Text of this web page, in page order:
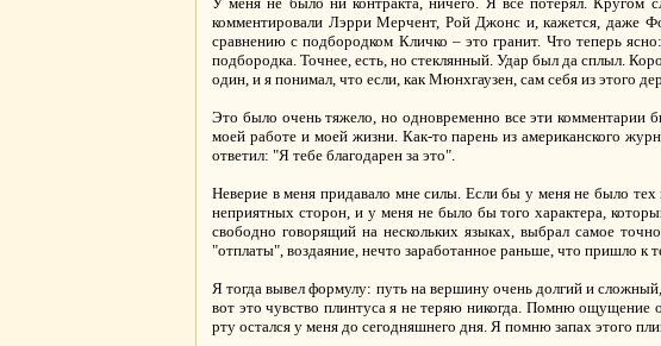
комментировали Лэрри Мерчент, Рой Джонс и, кажется, даже
сравнению с подбородком Кличко – это гранит. Что теперь
подбородка. Точнее, есть, но стеклянный. Удар был да сплыл.
один, и я понимал, что если, как Мюнхгаузен, сам себя из этого
Это было очень тяжело, но одновременно все эти комментарии
моей работе и моей жизни. Как-то парень из американского
ответил: "Я тебе благодарен за это".
Неверие в меня придавало мне силы. Если бы у меня не было
неприятных сторон, и у меня не было бы того характера,
свободно говорящий на нескольких языках, выбрал самое
"отплаты", воздаяние, нечто заработанное раньше, что пришло к
Я тогда вывел формулу: путь на вершину очень долгий и
вот это чувство плинтуса я не теряю никогда. Помню ощущение
рту остался у меня до сегодняшнего дня. Я помню запах этого